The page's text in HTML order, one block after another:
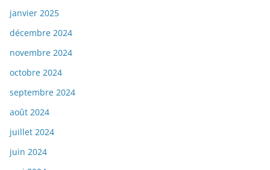
janvier 2025
décembre 2024
novembre 2024
octobre 2024
septembre 2024
août 2024
juillet 2024
juin 2024